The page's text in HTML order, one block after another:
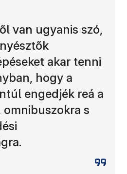
van ugyanis szó,
akar tenni
hogy a
engedjék reá a
s